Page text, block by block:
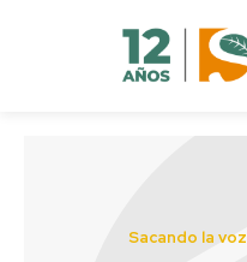
Sacando la voz